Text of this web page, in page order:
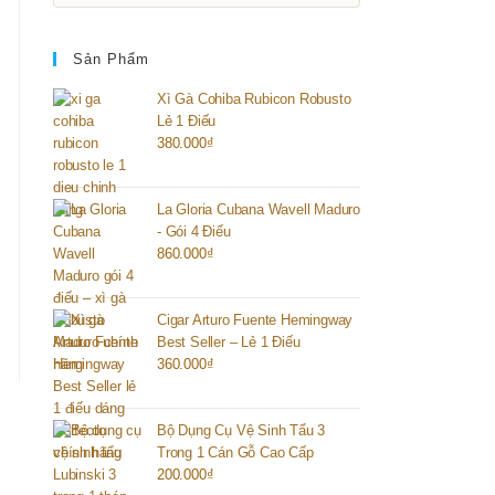
Sản Phẩm
Xì Gà Cohiba Rubicon Robusto
Lẻ 1 Điếu
380.000₫
La Gloria Cubana Wavell Maduro
- Gói 4 Điếu
860.000₫
Cigar Arturo Fuente Hemingway
Best Seller – Lẻ 1 Điếu
360.000₫
Bộ Dụng Cụ Vệ Sinh Tẩu 3
Trong 1 Cán Gỗ Cao Cấp
200.000₫